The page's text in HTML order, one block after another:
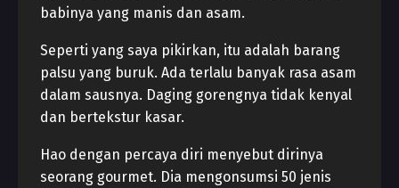
babinya yang manis dan asam.
Seperti yang saya pikirkan, itu adalah barang
palsu yang buruk. Ada terlalu banyak rasa asam
dalam sausnya. Daging gorengnya tidak kenyal
dan bertekstur kasar.
Hao dengan percaya diri menyebut dirinya
seorang gourmet. Dia mengonsumsi 50 jenis